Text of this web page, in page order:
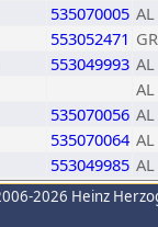
535070005 AL
553052471 GR
553049993 AL
AL
535070056 AL
535070064 AL
553049985 AL
2026 Heinz